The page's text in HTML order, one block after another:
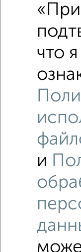
Недалеко от с
1‑комнатные
что я
и